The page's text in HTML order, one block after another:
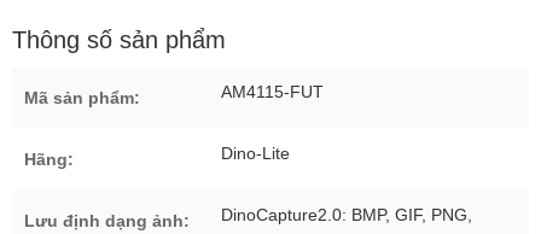
Thông số sản phẩm
Mã sản phẩm: AM4115-FUT
Hãng: Dino-Lite
Lưu định dạng ảnh:
DinoCapture2.0: BMP, GIF, PNG,